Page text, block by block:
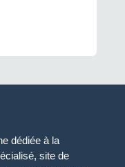
dédiée à la
site de